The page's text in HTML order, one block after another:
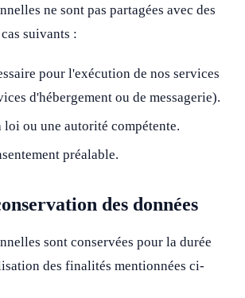
ne sont pas partagées avec des
suivants :
pour l'exécution de nos services
d'hébergement ou de messagerie).
loi ou une autorité compétente.
préalable.
des données
sont conservées pour la durée
des finalités mentionnées ci-